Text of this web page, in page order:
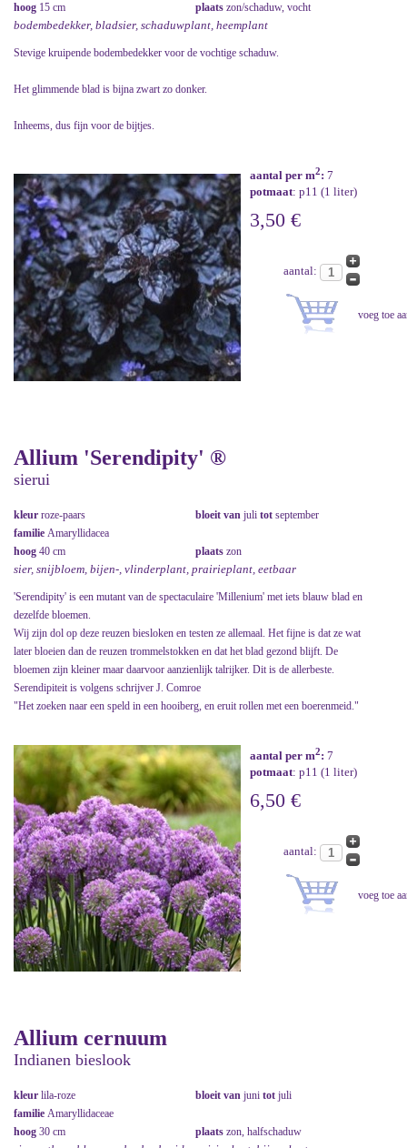
hoog 15 cm plaats zon/schaduw, vocht
bodembedekker, bladsier, schaduwplant, heemplant
Stevige kruipende bodembedekker voor de vochtige schaduw.
Het glimmende blad is bijna zwart zo donker.
Inheems, dus fijn voor de bijtjes.
aantal per m2: 7
potmaat: p11 (1 liter)
3,50 €
aantal:
Allium 'Serendipity' ®
sierui
kleur roze-paars bloeit van juli tot september
familie Amaryllidacea
hoog 40 cm plaats zon
sier, snijbloem, bijen-, vlinderplant, prairieplant, eetbaar
'Serendipity' is een mutant van de spectaculaire 'Millenium' met iets blauw blad en
dezelfde bloemen.
Wij zijn dol op deze reuzen biesloken en testen ze allemaal. Het fijne is dat ze wat
later bloeien dan de reuzen trommelstokken en dat het blad gezond blijft. De
bloemen zijn kleiner maar daarvoor aanzienlijk talrijker. Dit is de allerbeste.
Serendipiteit is volgens schrijver J. Comroe
"Het zoeken naar een speld in een hooiberg, en eruit rollen met een boerenmeid."
aantal per m2: 7
potmaat: p11 (1 liter)
6,50 €
aantal:
Allium cernuum
Indianen bieslook
kleur lila-roze bloeit van juni tot juli
familie Amaryllidaceae
hoog 30 cm plaats zon, halfschaduw